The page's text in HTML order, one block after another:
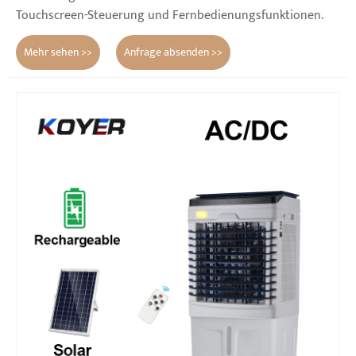
Touchscreen-Steuerung und Fernbedienungsfunktionen.
Mehr sehen >> Anfrage absenden >>